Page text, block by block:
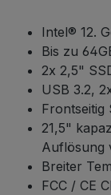
Intel® 12.
Bis zu
2x 2,5"
USB 3.2,
Frontseitig
21,5"
Auflösung
Breiter
FCC / CE